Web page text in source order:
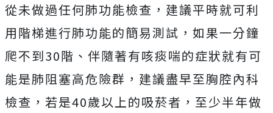
從未做過任何肺功能檢查，建議平時就可利
用階梯進行肺功能的簡易測試，如果一分鐘
爬不到30階、伴隨著有咳痰喘的症狀就有可
能是肺阻塞高危險群，建議盡早至胸腔內科
檢查，若是40歲以上的吸菸者，至少半年做